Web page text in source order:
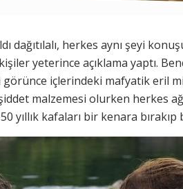
dağıtılalı, herkes aynı şeyi
yeterince açıklama yaptı.
görünce içlerindeki mafyatik eril
malzemesi olurken herkes
yıllık kafaları bir kenara